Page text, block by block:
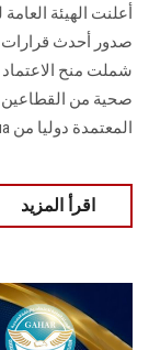
أعلنت الهيئة
صدور أحدث قرارات
صحية من القطاعين
المعتمدة دوليا من ISQua
اقرأ المزيد